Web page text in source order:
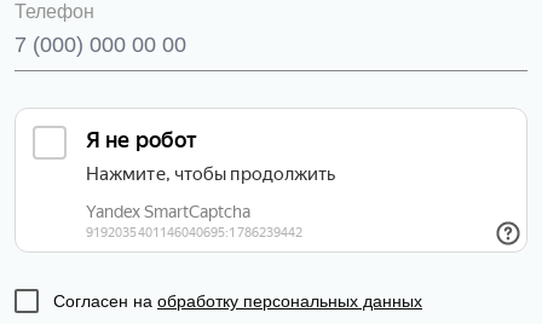
Телефон
Согласен на обработку персональных данных